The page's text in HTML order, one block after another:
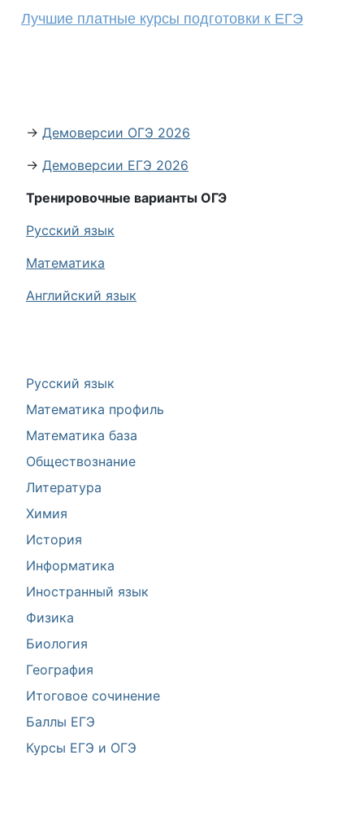
Русский язык
Математика профиль
Математика база
Обществознание
Литература
Химия
История
Информатика
Иностранный язык
Физика
Биология
География
Итоговое сочинение
Баллы ЕГЭ
Курсы ЕГЭ и ОГЭ
Лучшие платные курсы подготовки к ЕГЭ
→ Демоверсии ОГЭ 2026
→ Демоверсии ЕГЭ 2026
Тренировочные варианты ОГЭ
Русский язык
Математика
Английский язык